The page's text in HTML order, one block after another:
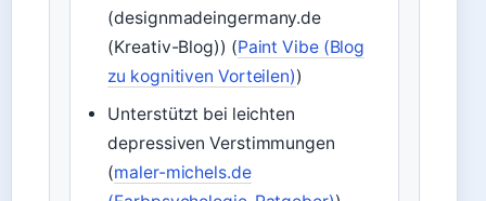
(designmadeingermany.de
(Kreativ-Blog)) (Paint Vibe (Blog
zu kognitiven Vorteilen))
Unterstützt bei leichten
depressiven Verstimmungen
(maler-michels.de